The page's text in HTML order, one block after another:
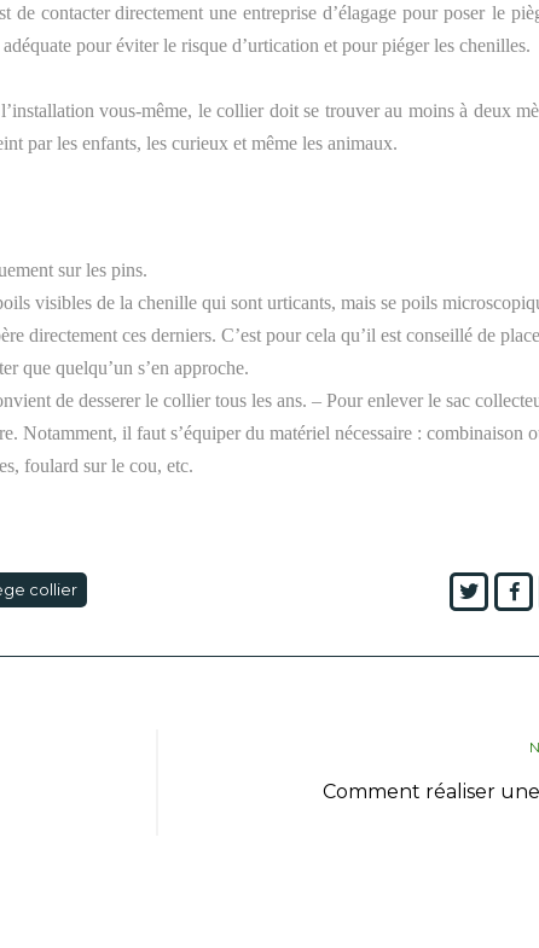
de contacter directement une entreprise d’élagage pour poser le
adéquate pour éviter le risque d’urtication et pour piéger les chenilles.
vous-même, le collier doit se trouver au moins à deux
par les enfants, les curieux et même les animaux.
sur les pins.
visibles de la chenille qui sont urticants, mais se poils
directement ces derniers. C’est pour cela qu’il est conseillé de
que quelqu’un s’en approche.
de desserer le collier tous les ans. – Pour enlever le sac
Notamment, il faut s’équiper du matériel nécessaire : combinaison
foulard sur le cou, etc.
collier
Comment réaliser